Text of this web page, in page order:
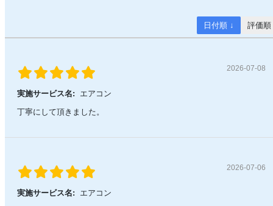
日付順 ↓ 評価順
2026-07-08
実施サービス名:
エアコン
丁寧にして頂きました。
2026-07-06
実施サービス名:
エアコン